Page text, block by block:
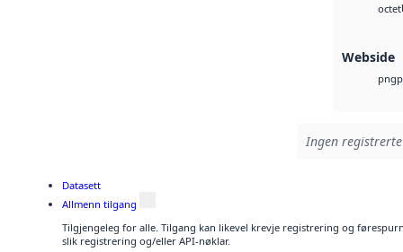
octet
Webside
png
Ingen
Datasett
Allmenn tilgang
Tilgjengeleg for alle. Tilgang kan likevel krevje registrering og
slik registrering og/eller API-nøklar.